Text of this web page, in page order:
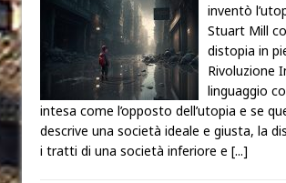
inventò
Stuart Mill
distopia in
Rivoluzione
linguaggio
intesa come l’opposto dell’utopia e se
descrive una società ideale e giusta, la
i tratti di una società inferiore e [...]